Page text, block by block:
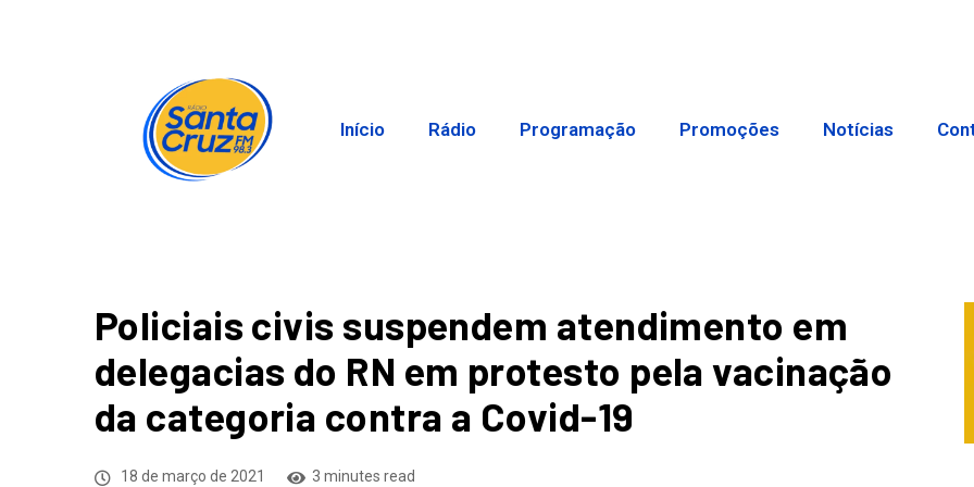
Início Rádio Programação Promoções Notícias
Policiais civis suspendem atendimento em
delegacias do RN em protesto pela vacinação
da categoria contra a Covid-19
18 de março de 2021 3 minutes read